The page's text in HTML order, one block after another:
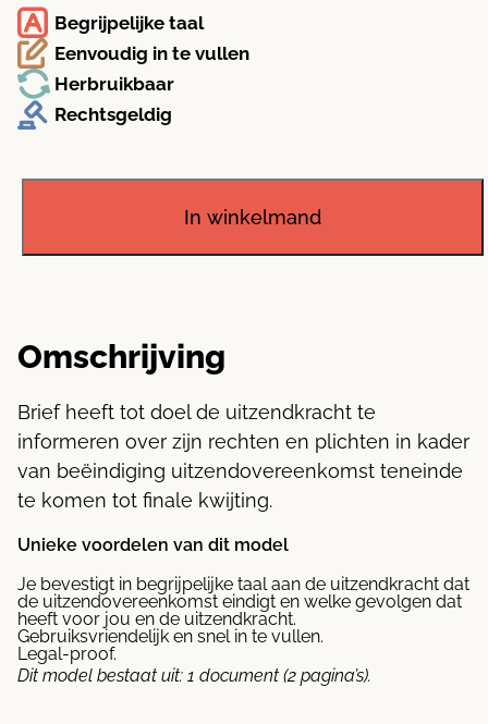
Begrijpelijke taal
Eenvoudig in te vullen
Herbruikbaar
Rechtsgeldig
Aanzegbrief
uitzendovereenkomst)In winkelmand
Omschrijving
Brief heeft tot doel de uitzendkracht te
informeren over zijn rechten en plichten in kader
van beëindiging uitzendovereenkomst teneinde
te komen tot finale kwijting.
Unieke voordelen van dit model
Je bevestigt in begrijpelijke taal aan de uitzendkracht dat
de uitzendovereenkomst eindigt en welke gevolgen dat
heeft voor jou en de uitzendkracht.
Gebruiksvriendelijk en snel in te vullen.
Legal-proof.
Dit model bestaat uit: 1 document (2 pagina’s).